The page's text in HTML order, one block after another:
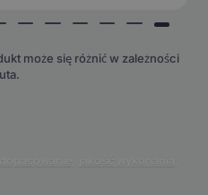
może się różnić w zależności
dopasowanie